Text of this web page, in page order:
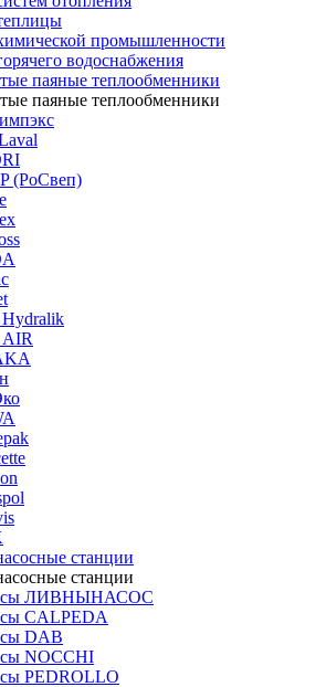
промышленности
водоснабжения
паяные теплообменники
паяные теплообменники
(РоСвеп)
станции
станции
ЛИВНЫНАСОС
CALPEDA
DAB
NOCCHI
PEDROLLO